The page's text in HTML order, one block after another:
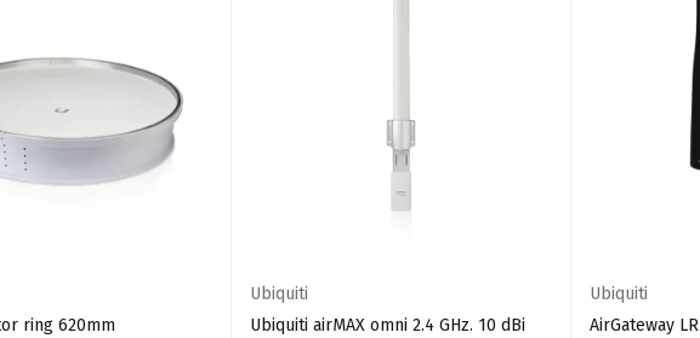
ring 620mm
Ubiquiti
Ubiquiti airMAX omni 2.4 GHz. 10 dBi
Ubiquiti
AirGateway LR